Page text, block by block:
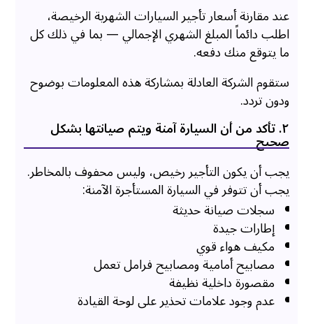
عند مقارنة أسعار تأجير السيارات الشهرية الرخيصة،
اطلب دائماً المبلغ الشهري الإجمالي — بما في ذلك كل
ما يتوقع منك دفعه.
ستقوم الشركة العادلة بمشاركة هذه المعلومات بوضوح
ودون تردد.
۲. تأكد من أن السيارة آمنة ويتم صيانتها بشكل
صحيح
يجب أن يكون التأجير رخيص، وليس محفوف بالمخاطر.
يجب أن تتوفر في السيارة المستأجرة الآمنة:
سجلات صيانة حديثة
إطارات جيدة
مكيف هواء قوي
مصابيح أمامية ومصابيح فرامل تعمل
مقصورة داخلية نظيفة
عدم وجود علامات تحذير على لوحة القيادة